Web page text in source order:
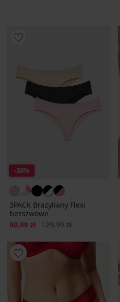
-30%
3PACK Brazyliany Flexi
bezszwowe
Zniżka
90,99 zł Pierwotna cena
129,99 zł